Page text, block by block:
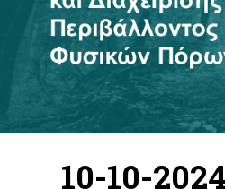
10-10-